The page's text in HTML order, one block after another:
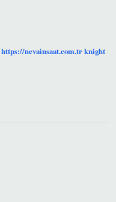
https://nevainsaat.com.trknight